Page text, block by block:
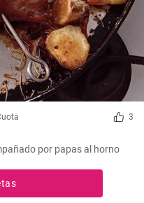
3
por papas al horno